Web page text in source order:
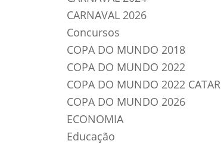
CARNAVAL 2026
Concursos
COPA DO MUNDO 2018
COPA DO MUNDO 2022
COPA DO MUNDO 2022 CATAR
COPA DO MUNDO 2026
ECONOMIA
Educação